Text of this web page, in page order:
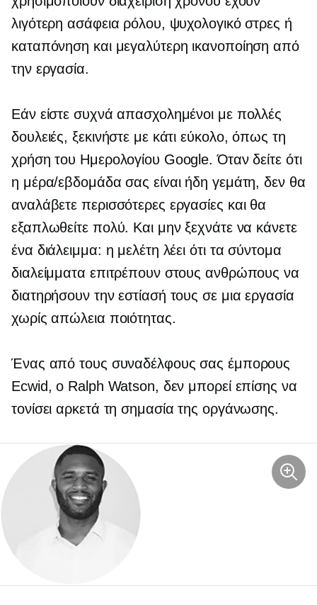
λιγότερη ασάφεια ρόλου, ψυχολογικό στρες ή
καταπόνηση και μεγαλύτερη ικανοποίηση από
την εργασία.
Εάν είστε συχνά απασχολημένοι με πολλές
δουλειές, ξεκινήστε με κάτι εύκολο, όπως τη
χρήση του Ημερολογίου Google. Όταν δείτε ότι
η μέρα/εβδομάδα σας είναι ήδη γεμάτη, δεν θα
αναλάβετε περισσότερες εργασίες και θα
εξαπλωθείτε πολύ. Και μην ξεχνάτε να κάνετε
ένα διάλειμμα: η μελέτη λέει ότι τα σύντομα
διαλείμματα επιτρέπουν στους ανθρώπους να
διατηρήσουν την εστίασή τους σε μια εργασία
χωρίς απώλεια ποιότητας.
Ένας από τους συναδέλφους σας έμπορους
Ecwid, ο Ralph Watson, δεν μπορεί επίσης να
τονίσει αρκετά τη σημασία της οργάνωσης.